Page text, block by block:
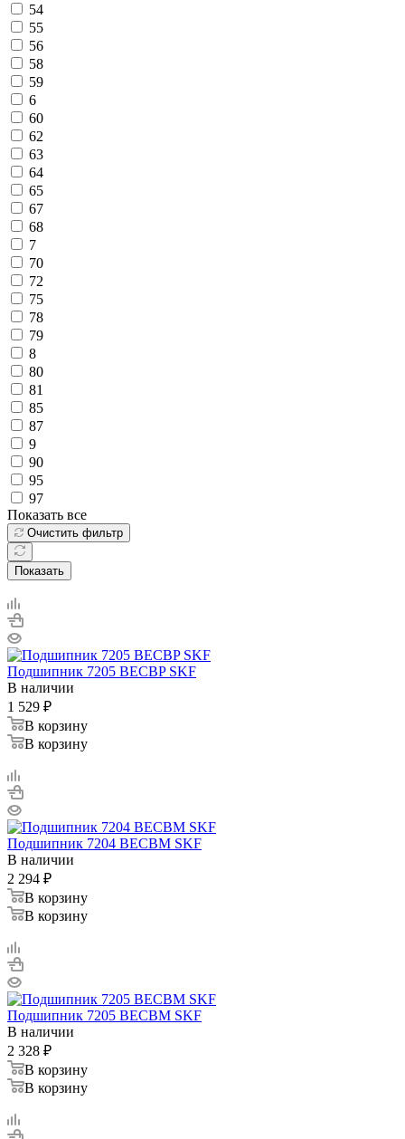
54
55
56
58
59
6
60
62
63
64
65
67
68
7
70
72
75
78
79
8
80
81
85
87
9
90
95
97
Показать все
Очистить фильтр
Показать
Подшипник 7205 BECBP SKF
В наличии
1 529 ₽
В корзину
В корзину
Подшипник 7204 BECBM SKF
В наличии
2 294 ₽
В корзину
В корзину
Подшипник 7205 BECBM SKF
В наличии
2 328 ₽
В корзину
В корзину